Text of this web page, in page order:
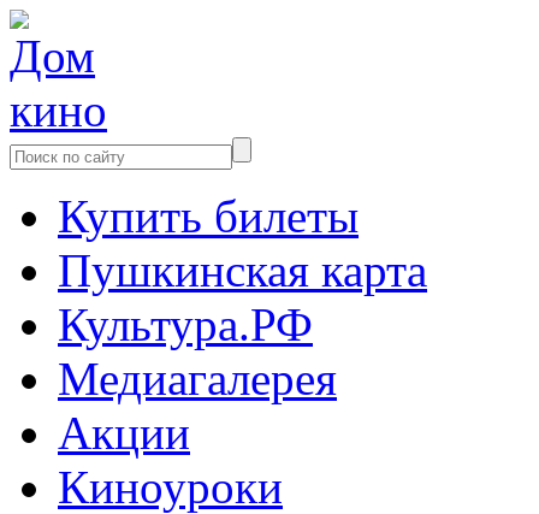
Купить билеты
Пушкинская карта
Культура.РФ
Медиагалерея
Акции
Киноуроки